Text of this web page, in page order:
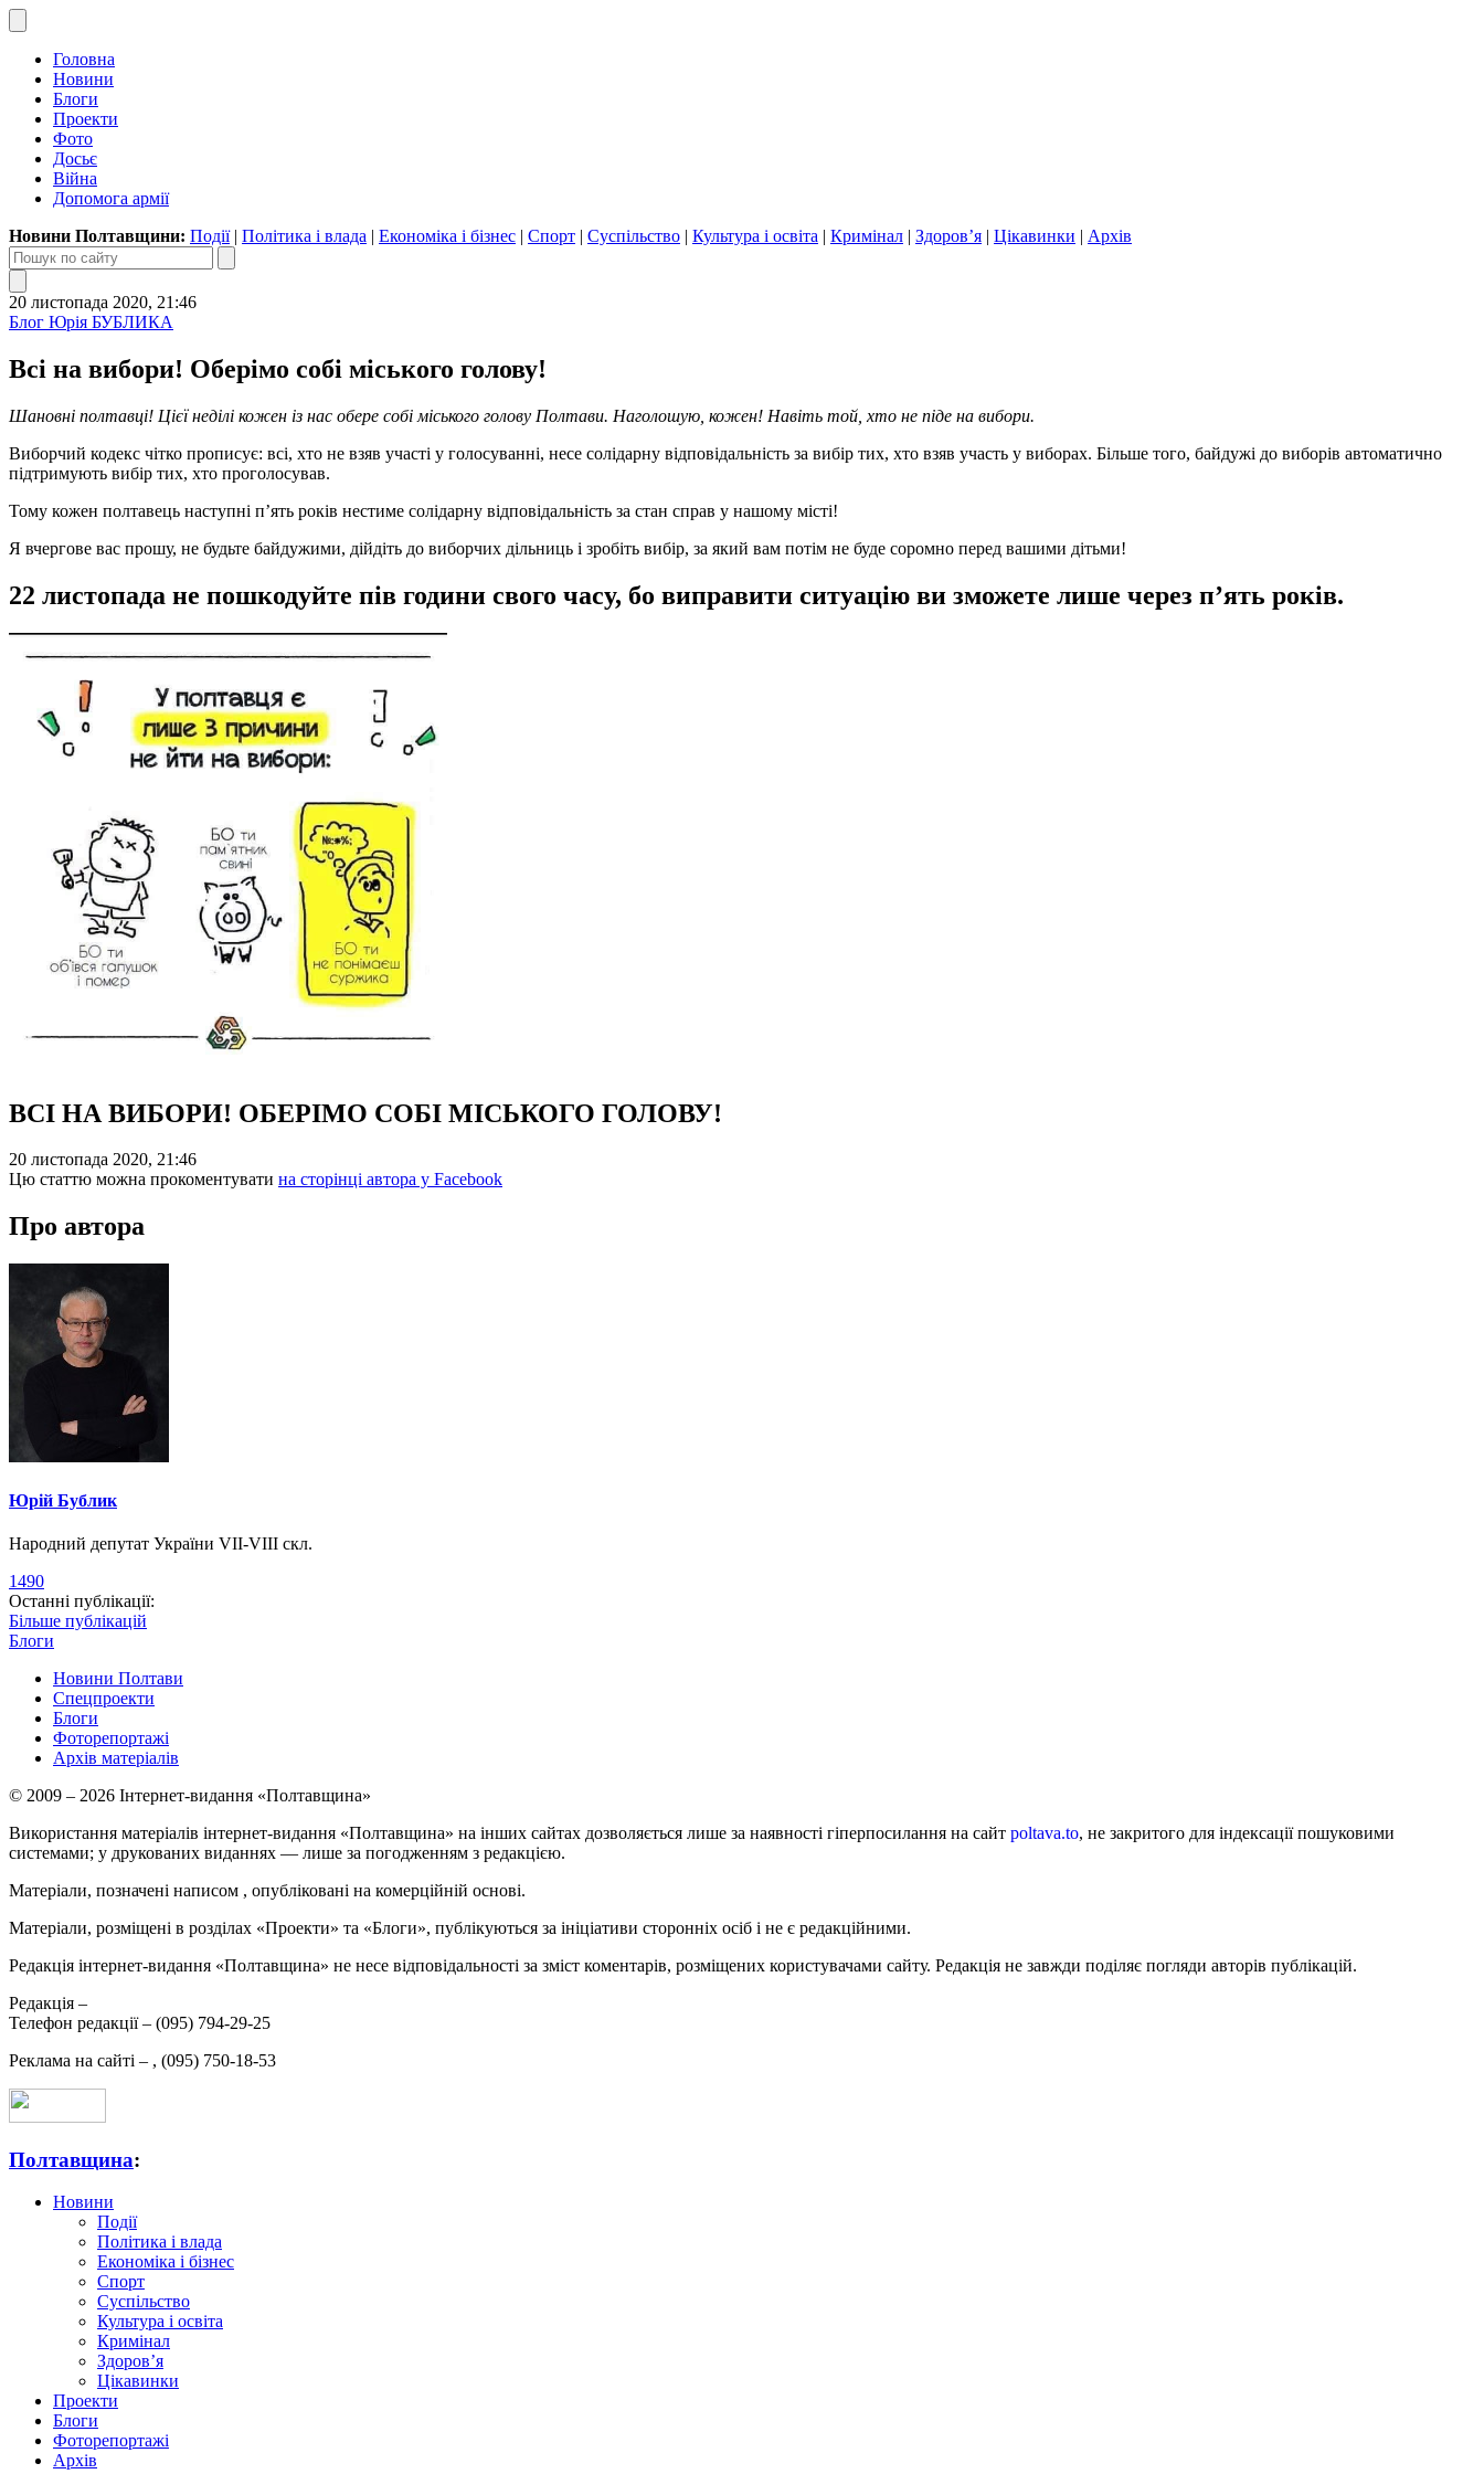
Головна
Новини
Блоги
Проекти
Фото
Досьє
Війна
Допомога армії
Новини Полтавщини: Події| Політика і влада | Економіка і бізнес | Спорт | Суспільство | Культура і освіта | Кримінал | Здоров’я | Цікавинки | Архів
20 листопада 2020, 21:46
Блог Юрія БУБЛИКА
Всі на вибори! Оберімо собі міського голову!
Шановні полтавці! Цієї неділі кожен із нас обере собі міського голову Полтави. Наголошую, кожен! Навіть той, хто не піде на вибори.
Виборчий кодекс чітко прописує: всі, хто не взяв участі у голосуванні, несе солідарну відповідальність за вибір тих, хто взяв участь у виборах. Більше того, байдужі до виборів автоматично
підтримують вибір тих, хто проголосував.
Тому кожен полтавець наступні п’ять років нестиме солідарну відповідальність за стан справ у нашому місті!
Я вчергове вас прошу, не будьте байдужими, дійдіть до виборчих дільниць і зробіть вибір, за який вам потім не буде соромно перед вашими дітьми!
22 листопада не пошкодуйте пів години свого часу, бо виправити ситуацію ви зможете лише через п’ять років.
ВСІ НА ВИБОРИ! ОБЕРІМО СОБІ МІСЬКОГО ГОЛОВУ!
20 листопада 2020, 21:46
Цю статтю можна прокоментувати на сторінці автора у Facebook
Про автора
Юрій Бублик
Народний депутат України VII-VIII скл.
1490
Останні публікації:
Більше публікацій
Блоги
Новини Полтави
Спецпроекти
Блоги
Фоторепортажі
Архів матеріалів
© 2009 – 2026 Інтернет-видання «Полтавщина»
Використання матеріалів інтернет-видання «Полтавщина» на інших сайтах дозволяється лише за наявності гіперпосилання на сайт poltava.to, не закритого для індексації пошуковими
системами; у друкованих виданнях — лише за погодженням з редакцією.
Матеріали, позначені написом , опубліковані на комерційній основі.
Матеріали, розміщені в розділах «Проекти» та «Блоги», публікуються за ініціативи сторонніх осіб і не є редакційними.
Редакція інтернет-видання «Полтавщина» не несе відповідальності за зміст коментарів, розміщених користувачами сайту. Редакція не завжди поділяє погляди авторів публікацій.
Редакція –
Телефон редакції – (095) 794-29-25
Реклама на сайті – , (095) 750-18-53
Полтавщина:
Новини
Події
Політика і влада
Економіка і бізнес
Спорт
Суспільство
Культура і освіта
Кримінал
Здоров’я
Цікавинки
Проекти
Блоги
Фоторепортажі
Архів